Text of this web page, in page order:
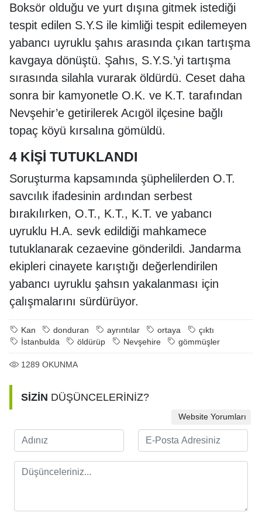
Boksör olduğu ve yurt dışına gitmek istediği
tespit edilen S.Y.S ile kimliği tespit edilemeyen
yabancı uyruklu şahıs arasında çıkan tartışma
kavgaya dönüştü. Şahıs, S.Y.S.’yi tartışma
sırasında silahla vurarak öldürdü. Ceset daha
sonra bir kamyonetle O.K. ve K.T. tarafından
Nevşehir’e getirilerek Acıgöl ilçesine bağlı
topaç köyü kırsalına gömüldü.
4 KİŞİ TUTUKLANDI
Soruşturma kapsamında şüphelilerden O.T.
savcılık ifadesinin ardından serbest
bırakılırken, O.T., K.T., K.T. ve yabancı
uyruklu H.A. sevk edildiği mahkamece
tutuklanarak cezaevine gönderildi. Jandarma
ekipleri cinayete karıştığı değerlendirilen
yabancı uyruklu şahsın yakalanması için
çalışmalarını sürdürüyor.
Kan donduran ayrıntılar ortaya
çıktı
İstanbulda
öldürüp Nevşehire gömmüşler
1289 OKUNMA
SİZİN DÜŞÜNCELERİNİZ?
Website Yorumları